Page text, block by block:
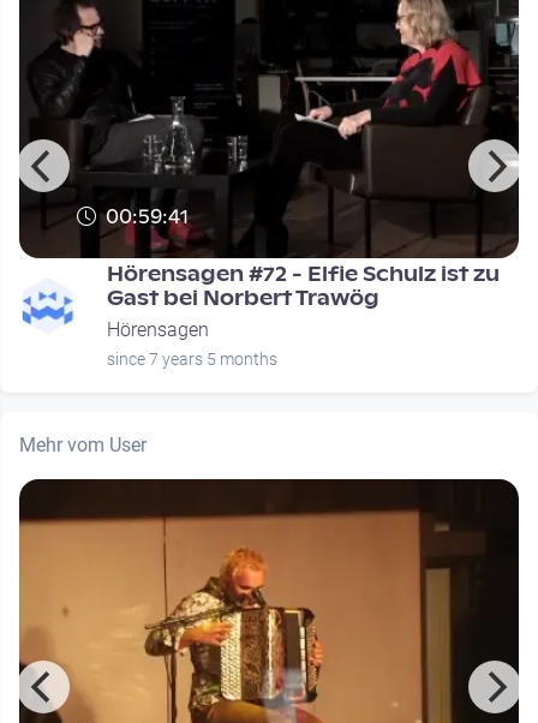
00:59:41
Hörensagen #72 - Elfie Schulz ist zu
Gast bei Norbert Trawög
Hörensagen
since 7 years 5 months
Mehr vom User